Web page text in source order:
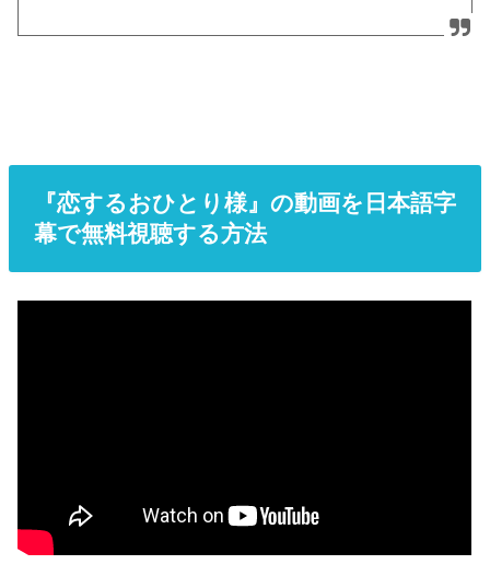
『恋するおひとり様』の動画を日本語字
幕で無料視聴する方法